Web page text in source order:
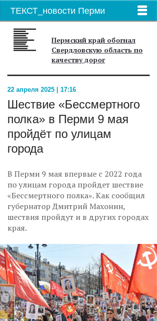
ТЕКСТ_новости Перми
Пермский край обогнал
Свердловскую область по
качеству дорог
22 апреля 2025 | 17:16
Шествие «Бессмертного
полка» в Перми 9 мая
пройдёт по улицам
города
В Перми 9 мая впервые с 2022 года
по улицам города пройдет шествие
«Бессмертного полка». Как сообщил
губернатор Дмитрий Махонин,
шествия пройдут и в других городах
края.